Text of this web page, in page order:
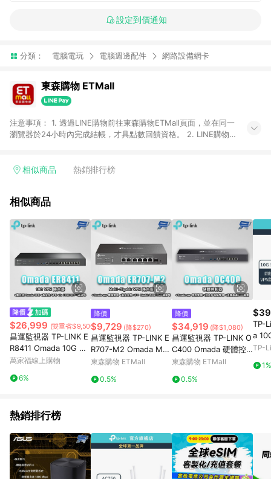
設定到價通知
分類： 電腦電玩 電腦週邊配件 網路設備網卡
東森購物 ETMall
注意事項： 1. 透過LINE購物前往東森購物ETMall頁面，並在同一
瀏覽器於24小時內完成結帳，才具點數回饋資格。 2. LINE購物
單，皆不在點數回饋範圍內。 3. 如購買以下類別商品，將無法獲
球嚴選、商城、專案商品、「草莓網」全館商品。 4. 如取消訂
回饋。 5. 點數回饋會扣除所有折扣優惠後之最終發票金額計算，
ETMall站內之折扣優惠(包含但不限於東森幣、樂透金、東森現金
券等)，不具點數回饋資格。詳細請依東森購物ETMall之結帳頁面
殊活動時開放「回饋無上限」)，以同一訂單中同一商品不論件數
計算，並依訂單成立時間當下LINE購物所設定的回饋機制為準。
8. LINE購物為購物資訊整合性平台，商品資料更新會有時間差，
如顯示之商品規格、顏色、價位、贈品與東森購物ETMall銷售網
頁不符，以銷售網頁標示為準。 9. 若有贈點爭議，請務必於訂單
日期+180天以內至LINE購物客服洽詢；若超過180天(含)以上進
行申訴，恕無法贈點回饋。 10. 部分點數紅包僅限指定商品使
用，或不適用於無回饋商品。各點數紅包之適用商品與使用條件
請依點數紅包頁面規則為準。
相似商品 熱銷排行榜
相似商品
$26,999 (雙重省$9,500)
昌運監視器 TP-LINK E
R8411 Omada 10G VP
N 路由器
萬家福線上購物
6%
降價
$9,729 (降$270)
昌運監視器 TP-LINK E
R707-M2 Omada Mul
ti-Gigabit VPN 路由器
東森購物 ETMall
0.5%
降價
$34,919 (降$1,080)
昌運監視器 TP-LINK O
C400 Omada 硬體控
制器
東森購物 ETMall
0.5%
TP-
a
TP-
1%
熱銷排行榜